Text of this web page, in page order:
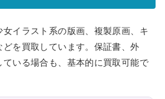
イラスト系の版画、複製原画、キ
どを買取しています。保証書、外
いる場合も、基本的に買取可能で